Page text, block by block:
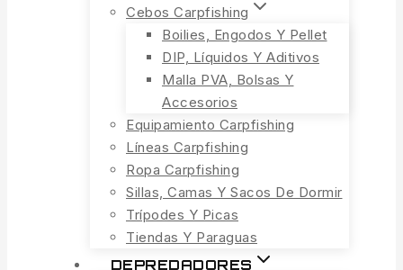
Cebos Carpfishing
Boilies, Engodos Y Pellet
DIP, Líquidos Y Aditivos
Malla PVA, Bolsas Y
Accesorios
Equipamiento Carpfishing
Líneas Carpfishing
Ropa Carpfishing
Sillas, Camas Y Sacos De Dormir
Trípodes Y Picas
Tiendas Y Paraguas
DEPREDADORES